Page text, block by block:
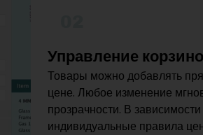
Управление
Товары можно добавлять
цене. Любое изменение
прозрачности. В
индивидуальные правила